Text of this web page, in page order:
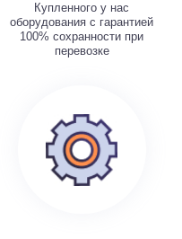
Купленного у нас
оборудования с гарантией
100% сохранности при
перевозке